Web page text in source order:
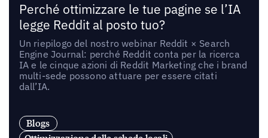
Perché ottimizzare le tue pagine se l’IA
legge Reddit al posto tuo?
Un riepilogo del nostro webinar Reddit × Search
Engine Journal: perché Reddit conta per la ricerca
IA e le cinque azioni di Reddit Marketing che i brand
multi-sede possono attuare per essere citati
dall’IA.
Blogs